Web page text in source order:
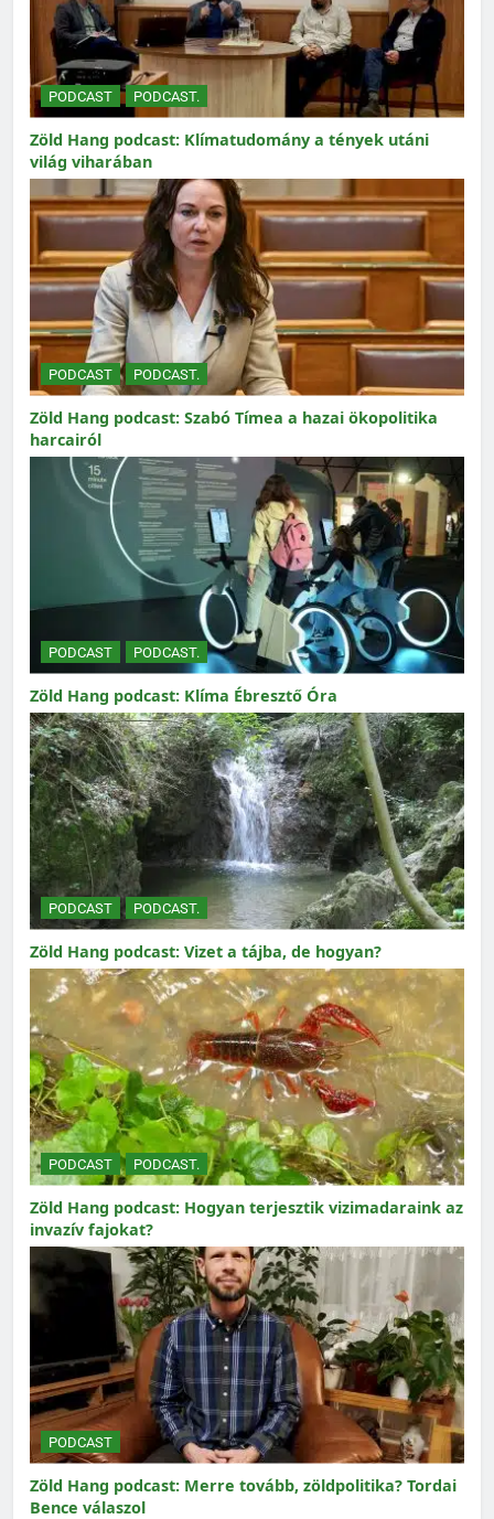
PODCAST PODCAST.
Zöld Hang podcast: Klímatudomány a tények utáni
világ viharában
PODCAST PODCAST.
Zöld Hang podcast: Szabó Tímea a hazai ökopolitika
harcairól
PODCAST PODCAST.
Zöld Hang podcast: Klíma Ébresztő Óra
PODCAST PODCAST.
Zöld Hang podcast: Vizet a tájba, de hogyan?
PODCAST PODCAST.
Zöld Hang podcast: Hogyan terjesztik vizimadaraink az
invazív fajokat?
PODCAST
Zöld Hang podcast: Merre tovább, zöldpolitika? Tordai
Bence válaszol